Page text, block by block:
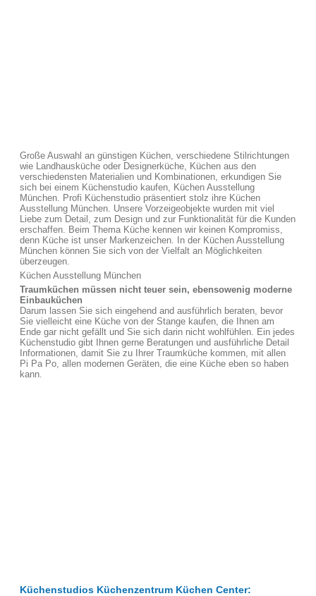
Große Auswahl an günstigen Küchen, verschiedene Stilrichtungen
wie Landhausküche oder Designerküche, Küchen aus den
verschiedensten Materialien und Kombinationen, erkundigen Sie
sich bei einem Küchenstudio kaufen, Küchen Ausstellung
München. Profi Küchenstudio präsentiert stolz ihre Küchen
Ausstellung München. Unsere Vorzeigeobjekte wurden mit viel
Liebe zum Detail, zum Design und zur Funktionalität für die Kunden
erschaffen. Beim Thema Küche kennen wir keinen Kompromiss,
denn Küche ist unser Markenzeichen. In der Küchen Ausstellung
München können Sie sich von der Vielfalt an Möglichkeiten
überzeugen.
Küchen Ausstellung München
Traumküchen müssen nicht teuer sein, ebensowenig moderne
Einbauküchen
Darum lassen Sie sich eingehend and ausführlich beraten, bevor
Sie vielleicht eine Küche von der Stange kaufen, die Ihnen am
Ende gar nicht gefällt und Sie sich darin nicht wohlfühlen. Ein jedes
Küchenstudio gibt Ihnen gerne Beratungen und ausführliche Detail
Informationen, damit Sie zu Ihrer Traumküche kommen, mit allen
Pi Pa Po, allen modernen Geräten, die eine Küche eben so haben
kann.
Küchenstudios Küchenzentrum Küchen Center: